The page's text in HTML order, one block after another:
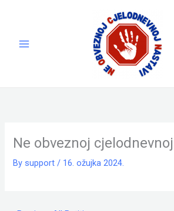
Ne obveznoj
By support/ 16. ožujka 2024.